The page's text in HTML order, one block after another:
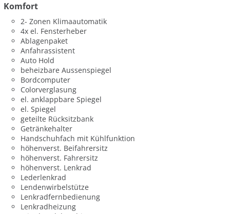
Komfort
2- Zonen Klimaautomatik
4x el. Fensterheber
Ablagenpaket
Anfahrassistent
Auto Hold
beheizbare Aussenspiegel
Bordcomputer
Colorverglasung
el. anklappbare Spiegel
el. Spiegel
geteilte Rücksitzbank
Getränkehalter
Handschuhfach mit Kühlfunktion
höhenverst. Beifahrersitz
höhenverst. Fahrersitz
höhenverst. Lenkrad
Lederlenkrad
Lendenwirbelstütze
Lenkradfernbedienung
Lenkradheizung